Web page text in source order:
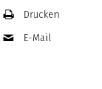
Drucken
E-Mail